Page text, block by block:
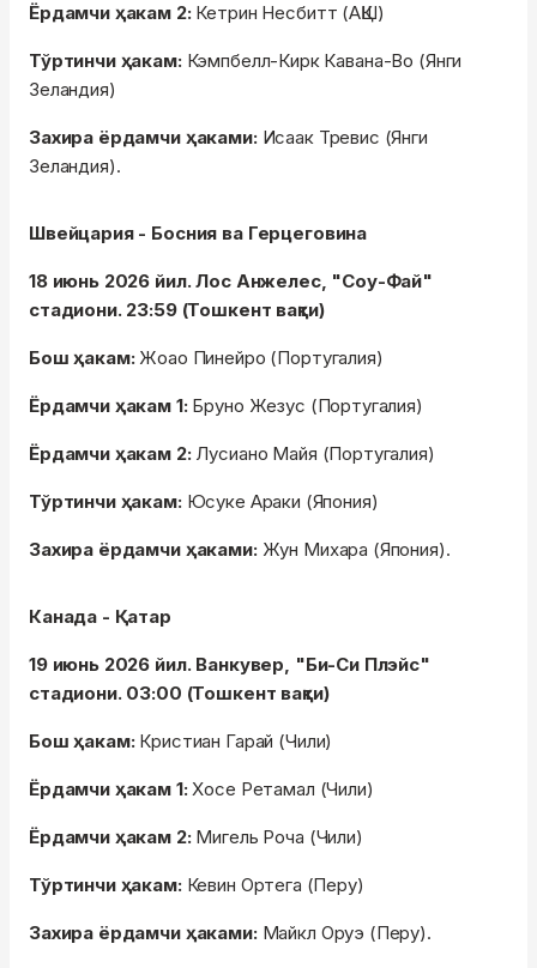
Ёрдамчи ҳакам 2: Кетрин Несбитт (АҚШ)
Тўртинчи ҳакам:Кэмпбелл-Кирк Кавана-Во (Янги
Зеландия)
Захира ёрдамчи ҳаками:Исаак Тревис (Янги
Зеландия).
Швейцария - Босния ва Герцеговина
18 июнь 2026 йил. Лос Анжелес, "Соу-Фай"
стадиони. 23:59 (Тошкент вақти)
Бош ҳакам:Жоао Пинейро (Португалия)
Ёрдамчи ҳакам 1:Бруно Жезус (Португалия)
Ёрдамчи ҳакам 2: Лусиано Майя (Португалия)
Тўртинчи ҳакам:Юсуке Араки (Япония)
Захира ёрдамчи ҳаками:Жун Михара (Япония).
Канада - Қатар
19 июнь 2026 йил. Ванкувер, "Би-Си Плэйс"
стадиони. 03:00 (Тошкент вақти)
Бош ҳакам:Кристиан Гарай (Чили)
Ёрдамчи ҳакам 1:Хосе Ретамал (Чили)
Ёрдамчи ҳакам 2: Мигель Роча (Чили)
Тўртинчи ҳакам:Кевин Ортега (Перу)
Захира ёрдамчи ҳаками: Майкл Оруэ (Перу).